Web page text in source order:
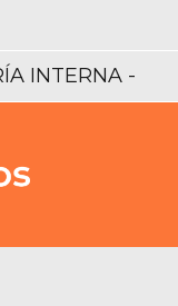
INTERNA -